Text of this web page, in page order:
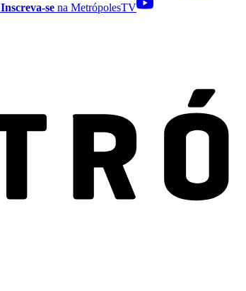
Inscreva-se na MetrópolesTV